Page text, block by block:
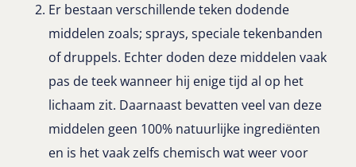
Er bestaan verschillende teken dodende
middelen zoals; sprays, speciale tekenbanden
of druppels. Echter doden deze middelen vaak
pas de teek wanneer hij enige tijd al op het
lichaam zit. Daarnaast bevatten veel van deze
middelen geen 100% natuurlijke ingrediënten
en is het vaak zelfs chemisch wat weer voor